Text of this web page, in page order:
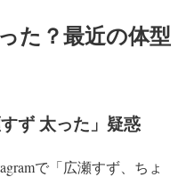
た？最近の体型
ず 太った」疑惑
で 「広瀬すず、ちょ